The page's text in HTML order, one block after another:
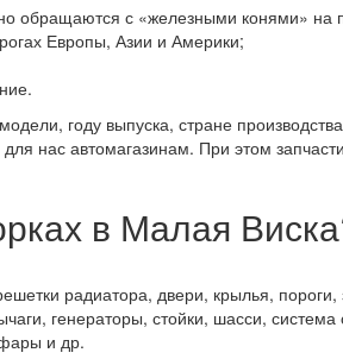
обращаются с «железными конями» на
Европы, Азии и Америки;
году выпуска, стране
нас автомагазинам. При этом запчасти
в Малая
радиатора, двери, крылья, пороги,
генераторы, стойки, шасси,
и др.